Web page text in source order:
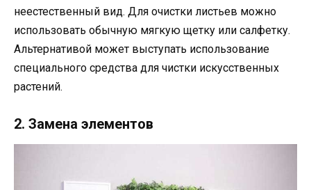
неестественный вид. Для очистки листьев можно
использовать обычную мягкую щетку или салфетку.
Альтернативой может выступать использование
специального средства для чистки искусственных
растений.
2. Замена элементов